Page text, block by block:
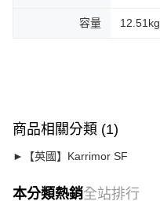
容量 12.51kg
商品相關分類 (1)
►【英國】Karrimor SF
本分類熱銷全站排行